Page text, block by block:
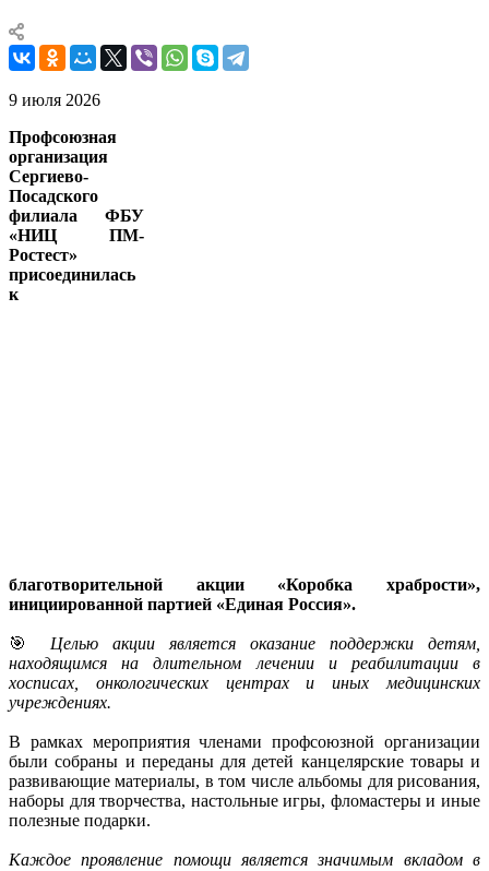
9 июля 2026
Профсоюзная
организация
Сергиево-
Посадского
филиала ФБУ
«НИЦ ПМ-
Ростест»
присоединилась
к
благотворительной акции «Коробка храбрости»,
инициированной партией «Единая Россия».
🎯 Целью акции является оказание поддержки детям,
находящимся на длительном лечении и реабилитации в
хосписах, онкологических центрах и иных медицинских
учреждениях.
В рамках мероприятия членами профсоюзной организации
были собраны и переданы для детей канцелярские товары и
развивающие материалы, в том числе альбомы для рисования,
наборы для творчества, настольные игры, фломастеры и иные
полезные подарки.
Каждое проявление помощи является значимым вкладом в